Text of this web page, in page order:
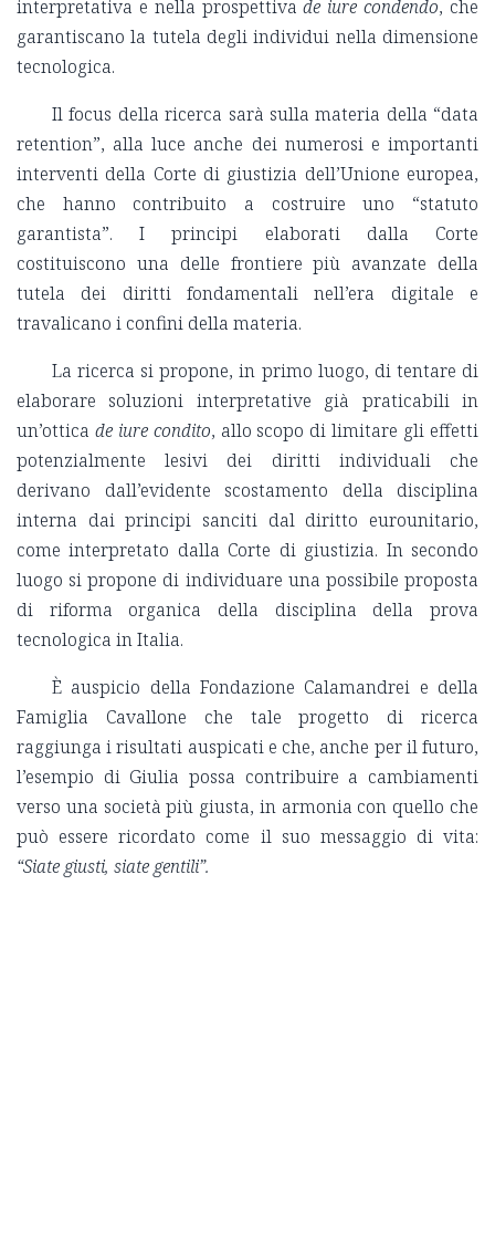
interpretativa e nella prospettivade iure condendo, che
garantiscano la tutela degli individui nella dimensione
tecnologica.
Il focus della ricerca sarà sulla materia della “data
retention”, alla luce anche dei numerosi e importanti
interventi della Corte di giustizia dell’Unione europea,
che hanno contribuito a costruire uno “statuto
garantista”. I principi elaborati dalla Corte
costituiscono una delle frontiere più avanzate della
tutela dei diritti fondamentali nell’era digitale e
travalicano i confini della materia.
La ricerca si propone, in primo luogo, di tentare di
elaborare soluzioni interpretative già praticabili in
un’ottica de iure condito, allo scopo di limitare gli effetti
potenzialmente lesivi dei diritti individuali che
derivano dall’evidente scostamento della disciplina
interna dai principi sanciti dal diritto eurounitario,
come interpretato dalla Corte di giustizia. In secondo
luogo si propone di individuare una possibile proposta
di riforma organica della disciplina della prova
tecnologica in Italia.
È auspicio della Fondazione Calamandrei e della
Famiglia Cavallone che tale progetto di ricerca
raggiunga i risultati auspicati e che, anche per il futuro,
l’esempio di Giulia possa contribuire a cambiamenti
verso una società più giusta, in armonia con quello che
può essere ricordato come il suo messaggio di vita:
“Siate giusti, siate gentili”.